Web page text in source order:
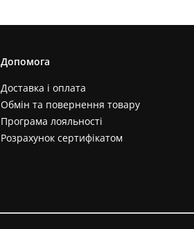
Допомога
Доставка і оплата
Обмін та повернення товару
Програма лояльності
Розрахунок сертифікатом